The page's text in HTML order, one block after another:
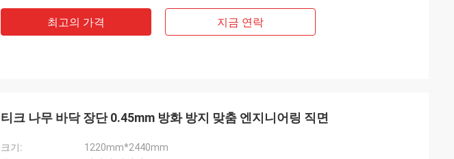
최고의 가격 지금 연락
티크 나무 바닥 장단 0.45mm 방화 방지 맞춤 엔지니어링 직면
크기:
1220mm*2440mm